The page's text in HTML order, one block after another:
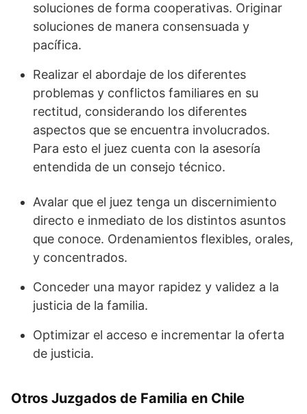
soluciones de forma cooperativas. Originar
soluciones de manera consensuada y
pacífica.
Realizar el abordaje de los diferentes
problemas y conflictos familiares en su
rectitud, considerando los diferentes
aspectos que se encuentra involucrados.
Para esto el juez cuenta con la asesoría
entendida de un consejo técnico.
Avalar que el juez tenga un discernimiento
directo e inmediato de los distintos asuntos
que conoce. Ordenamientos flexibles, orales,
y concentrados.
Conceder una mayor rapidez y validez a la
justicia de la familia.
Optimizar el acceso e incrementar la oferta
de justicia.
Otros Juzgados de Familia en Chile